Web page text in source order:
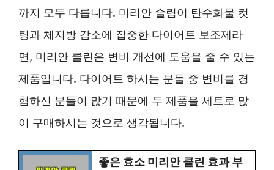
까지 모두 다릅니다. 미리안 슬림이 탄수화물 컷
팅과 체지방 감소에 집중한 다이어트 보조제라
면, 미리안 클린은 변비 개선에 도움을 줄 수 있는
제품입니다. 다이어트 하시는 분들 중 변비를 경
험하신 분들이 많기 때문에 두 제품을 세트로 많
이 구매하시는 것으로 생각됩니다.
좋은 효소 미리안 클린 효과 부